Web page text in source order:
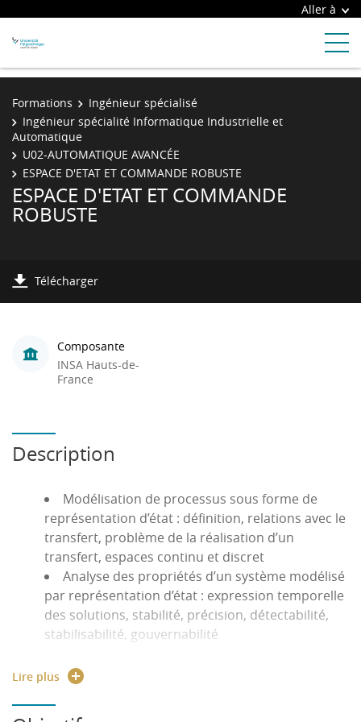
Aller à
Formations
Ingénieur spécialisé
Ingénieur spécialité Informatique Industrielle et
Automatique
U02-AUTOMATIQUE AVANCÉE
ESPACE D'ETAT ET COMMANDE ROBUSTE
ESPACE D'ETAT ET COMMANDE
ROBUSTE
Télécharger
Composante
INSA Hauts-de-
France
Description
Modélisation de processus sous forme de
représentation d’état : définition, relations avec le
transfert, problème de la réalisation d’un
transfert, espaces continu et discret
Analyse des propriétés d’un système modélisé
par représentation d’état : expression temporelle
des solutions, stabilité, précision, détectabilité,
stabilisabilité, gouvernabilité
des systèmes (en monovariable méthode du
les systèmes linéaires
Lire plus